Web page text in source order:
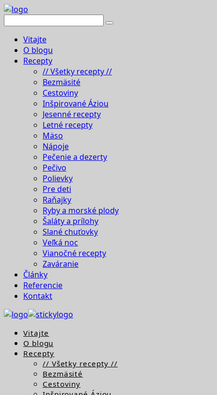
Vitajte
O blogu
Recepty
// Všetky recepty //
Bezmäsité
Cestoviny
Inšpirované Áziou
Jesenné recepty
Letné recepty
Mäso
Nápoje
Pečenie a dezerty
Pečivo
Polievky
Pre deti
Raňajky
Ryby a morské plody
Šaláty a prílohy
Slané chuťovky
Veľká noc
Vianočné recepty
Zaváranie
Články
Referencie
Kontakt
Vitajte
O blogu
Recepty
// Všetky recepty //
Bezmäsité
Cestoviny